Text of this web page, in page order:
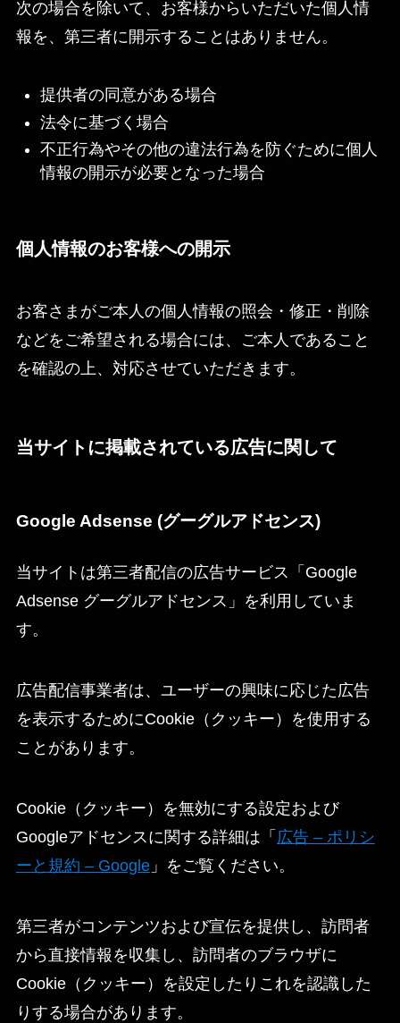
次の場合を除いて、お客様からいただいた個人情
報を、第三者に開示することはありません。
提供者の同意がある場合
法令に基づく場合
不正行為やその他の違法行為を防ぐために個人
情報の開示が必要となった場合
個人情報のお客様への開示
お客さまがご本人の個人情報の照会・修正・削除
などをご希望される場合には、ご本人であること
を確認の上、対応させていただきます。
当サイトに掲載されている広告に関して
Google Adsense (グーグルアドセンス)
当サイトは第三者配信の広告サービス「Google
Adsense グーグルアドセンス」を利用していま
す。
広告配信事業者は、ユーザーの興味に応じた広告
を表示するためにCookie（クッキー）を使用する
ことがあります。
Cookie（クッキー）を無効にする設定および
Googleアドセンスに関する詳細は「 広告 – ポリシ
ーと規約 – Google」をご覧ください。
第三者がコンテンツおよび宣伝を提供し、訪問者
から直接情報を収集し、訪問者のブラウザに
Cookie（クッキー）を設定したりこれを認識した
りする場合があります。